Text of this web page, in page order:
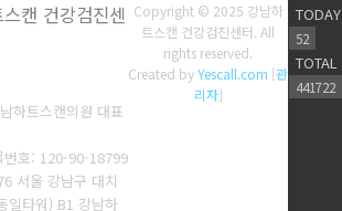
캔 건강검진센
하트스캔의원 대표
번호: 120-90-18799
서울 강남구 대치
일타워) B1 강남하
Copyright © 2025 강남하
트스캔 건강검진센터. All
rights reserved.
Created byYescall.com [관
리자]
TODAY
52
TOTAL
441722